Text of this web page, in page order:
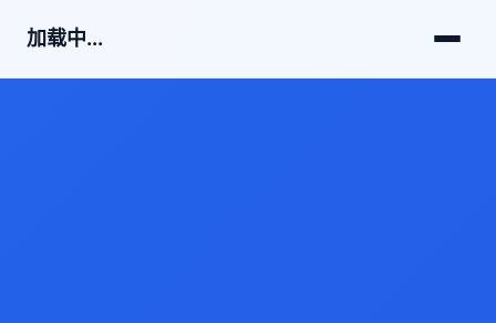
加载中...